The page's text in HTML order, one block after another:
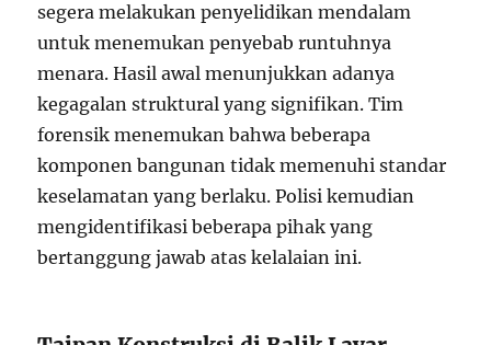
segera melakukan penyelidikan mendalam
untuk menemukan penyebab runtuhnya
menara. Hasil awal menunjukkan adanya
kegagalan struktural yang signifikan. Tim
forensik menemukan bahwa beberapa
komponen bangunan tidak memenuhi standar
keselamatan yang berlaku. Polisi kemudian
mengidentifikasi beberapa pihak yang
bertanggung jawab atas kelalaian ini.